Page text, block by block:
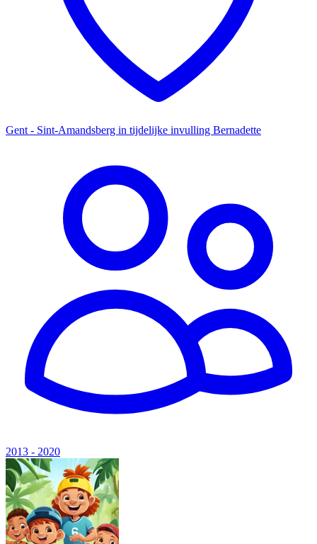
Gent - Sint-Amandsberg in tijdelijke invulling Bernadette
2013 - 2020